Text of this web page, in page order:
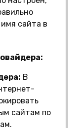
сайта в
В
сайтам по